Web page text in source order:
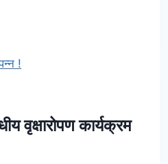
वृक्षारोपण कार्यक्रम